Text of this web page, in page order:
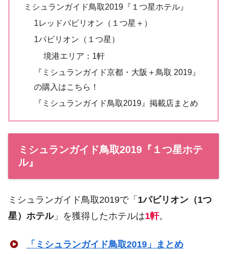
ミシュランガイド鳥取2019『１つ星ホテル』
1レッドパビリオン（１つ星＋）
1パビリオン（１つ星）
境港エリア：1軒
『ミシュランガイド京都・大阪＋鳥取 2019』
の購入はこちら！
『ミシュランガイド鳥取2019』掲載店まとめ
ミシュランガイド鳥取2019『１つ星ホテ
ル』
ミシュランガイド鳥取2019で「 1パビリオン（1つ
星）ホテル」を獲得したホテルは1軒。
「ミシュランガイド鳥取2019」まとめ